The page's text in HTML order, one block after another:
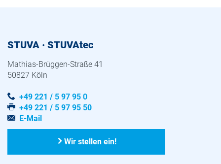
STUVA · STUVAtec
Mathias-Brüggen-Straße 41
50827 Köln
+49 221 / 5 97 95 0
+49 221 / 5 97 95 50
E-Mail
Wir stellen ein!